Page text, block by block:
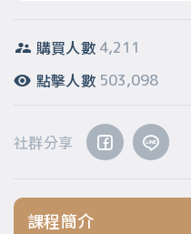
購買人數 4,211
點擊人數 503,098
社群分享
課程簡介